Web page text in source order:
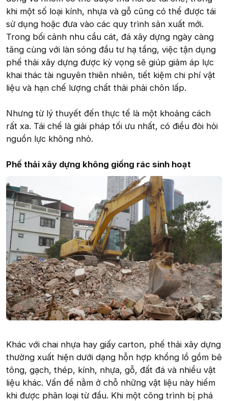
khi một số loại kính, nhựa và gỗ cũng có thể được tái
sử dụng hoặc đưa vào các quy trình sản xuất mới.
Trong bối cảnh nhu cầu cát, đá xây dựng ngày càng
tăng cùng với làn sóng đầu tư hạ tầng, việc tận dụng
phế thải xây dựng được kỳ vọng sẽ giúp giảm áp lực
khai thác tài nguyên thiên nhiên, tiết kiệm chi phí vật
liệu và hạn chế lượng chất thải phải chôn lấp.
Nhưng từ lý thuyết đến thực tế là một khoảng cách
rất xa. Tái chế là giải pháp tối ưu nhất, có điều đòi hỏi
nguồn lực không nhỏ.
Phế thải xây dựng không giống rác sinh hoạt
Khác với chai nhựa hay giấy carton, phế thải xây dựng
thường xuất hiện dưới dạng hỗn hợp khổng lồ gồm bê
tông, gạch, thép, kính, nhựa, gỗ, đất đá và nhiều vật
liệu khác. Vấn đề nằm ở chỗ những vật liệu này hiếm
khi được phân loại từ đầu. Khi một công trình bị phá